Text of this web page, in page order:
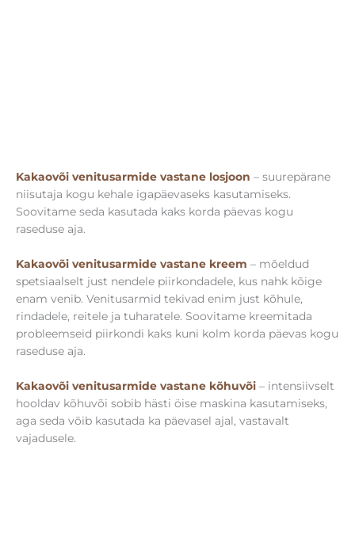
Kakaovõi venitusarmide vastane losjoon – suurepärane
niisutaja kogu kehale igapäevaseks kasutamiseks.
Soovitame seda kasutada kaks korda päevas kogu
raseduse aja.
Kakaovõi venitusarmide vastane kreem – mõeldud
spetsiaalselt just nendele piirkondadele, kus nahk kõige
enam venib. Venitusarmid tekivad enim just kõhule,
rindadele, reitele ja tuharatele. Soovitame kreemitada
probleemseid piirkondi kaks kuni kolm korda päevas kogu
raseduse aja.
Kakaovõi venitusarmide vastane kõhuvõi – intensiivselt
hooldav kõhuvõi sobib hästi öise maskina kasutamiseks,
aga seda võib kasutada ka päevasel ajal, vastavalt
vajadusele.